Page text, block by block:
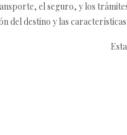
el seguro, y los
del destino y las